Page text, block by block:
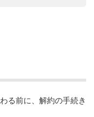
る前に、解約の手続き